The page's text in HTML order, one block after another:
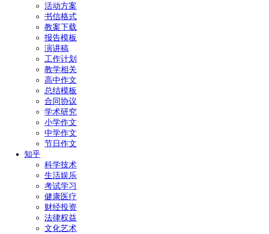
活动方案
书信格式
教案下载
报告模板
演讲稿
工作计划
教学相关
高中作文
总结模板
合同协议
学术研究
小学作文
中学作文
节日作文
知乎
科学技术
生活娱乐
考试学习
健康医疗
财经投资
法律权益
文化艺术